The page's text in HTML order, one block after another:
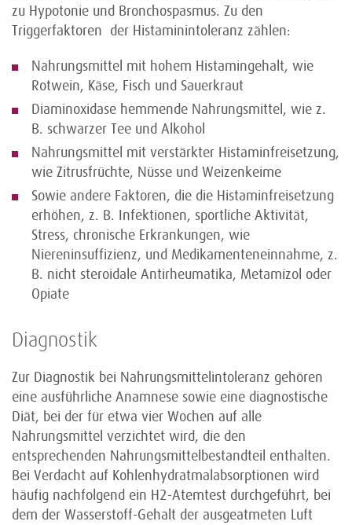
zu Hypotonie und Bronchospasmus. Zu den
Triggerfaktoren der Histaminintoleranz zählen:
Nahrungsmittel mit hohem Histamingehalt, wie
Rotwein, Käse, Fisch und Sauerkraut
Diaminoxidase hemmende Nahrungsmittel, wie z.
B. schwarzer Tee und Alkohol
Nahrungsmittel mit verstärkter Histaminfreisetzung,
wie Zitrusfrüchte, Nüsse und Weizenkeime
Sowie andere Faktoren, die die Histaminfreisetzung
erhöhen, z. B. Infektionen, sportliche Aktivität,
Stress, chronische Erkrankungen, wie
Niereninsuffizienz, und Medikamenteneinnahme, z.
B. nicht steroidale Antirheumatika, Metamizol oder
Opiate
Diagnostik
Zur Diagnostik bei Nahrungsmittelintoleranz gehören
eine ausführliche Anamnese sowie eine diagnostische
Diät, bei der für etwa vier Wochen auf alle
Nahrungsmittel verzichtet wird, die den
entsprechenden Nahrungsmittelbestandteil enthalten.
Bei Verdacht auf Kohlenhydratmalabsorptionen wird
häufig nachfolgend ein H2-Atemtest durchgeführt, bei
dem der Wasserstoff-Gehalt der ausgeatmeten Luft